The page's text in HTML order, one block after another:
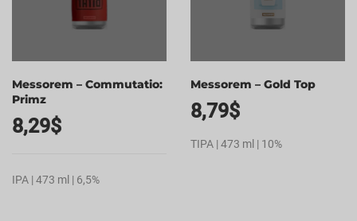
Messorem – Commutatio:
Primz
8,29$
IPA | 473 ml | 6,5%
Messorem – Gold Top
8,79$
TIPA | 473 ml | 10%